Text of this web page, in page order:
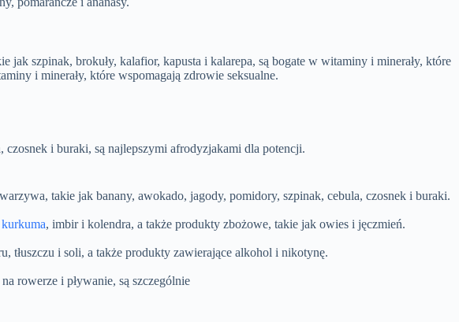
szpinak, brokuły, kalafior, kapusta i kalarepa, są bogate w witaminy i minerały, które
i minerały, które wspomagają zdrowie seksualne.
i buraki, są najlepszymi afrodyzjakami dla potencji.
takie jak banany, awokado, jagody, pomidory, szpinak, cebula, czosnek i buraki.
kurkuma, imbir i kolendra, a także produkty zbożowe, takie jak owies i jęczmień.
tłuszczu i soli, a także produkty zawierające alkohol i nikotynę.
rowerze i pływanie, są szczególnie